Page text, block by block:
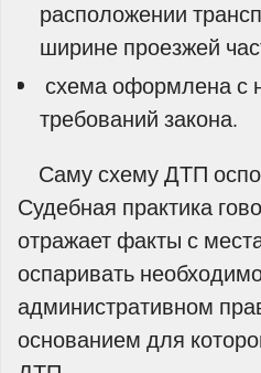
расположении
ширине проезжей
схема оформлена с
требований закона.
Саму схему ДТП
Судебная практика
отражает факты с
оспаривать
административном
основанием для